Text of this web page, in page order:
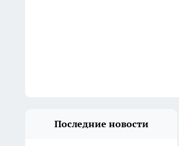
Последние новости